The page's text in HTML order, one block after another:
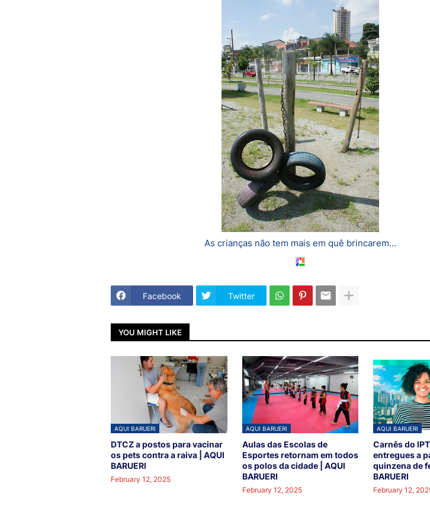
As crianças não tem mais em quê brincarem...
Facebook Twitter
YOU MIGHT LIKE
AQUI BARUERI
DTCZ a postos para vacinar
os pets contra a raiva | AQUI
BARUERI
February 12, 2025
AQUI BARUERI
Aulas das Escolas de
Esportes retornam em todos
os polos da cidade | AQUI
BARUERI
February 12, 2025
AQUI BARUERI
Carnês do
entregues a
quinzena de
BARUERI
February 12,